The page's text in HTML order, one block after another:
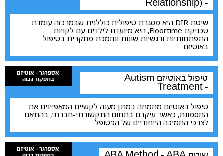
Relationship) -
שיטת DIR היא מסגרת טיפולית כוללנית שבמרכזה עומדת
טכניקת Floortime, היא מיועדת לילדים עם לקויות
התפתחותיות ורגשיות שונות ונתמכת מחקרית בטיפול
באוטיזם.
אספרגר - אוטיזם
בתפקוד גבוה
טיפול באוטיזם Autism
Treatment -
טיפול באוטיזם מתמחה במתן מענה לקשיים המאפיינים את
התסמונת, כאשר עיקרם בתחום התקשורתי-חברתי, בהתאם
לצרכי התמיכה הייחודיים של המטופל.
אספרגר - אוטיזם